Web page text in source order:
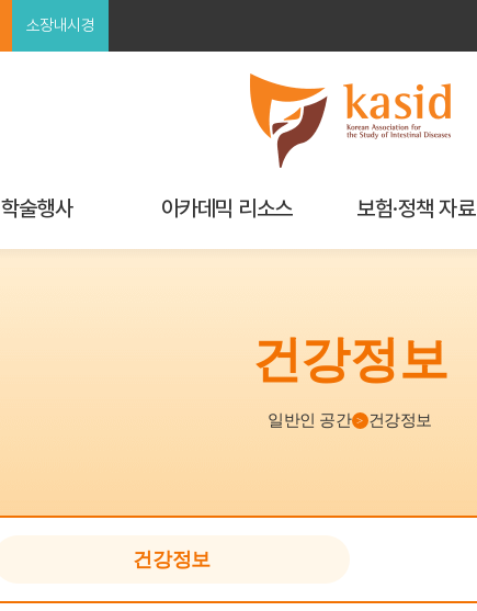
소장내시경
학술행사
수상내역
아카데믹 리소스
교육자료실
보험·정책 자료
정책/보험
건강정보
일반인 공간 > 건강정보
건강정보